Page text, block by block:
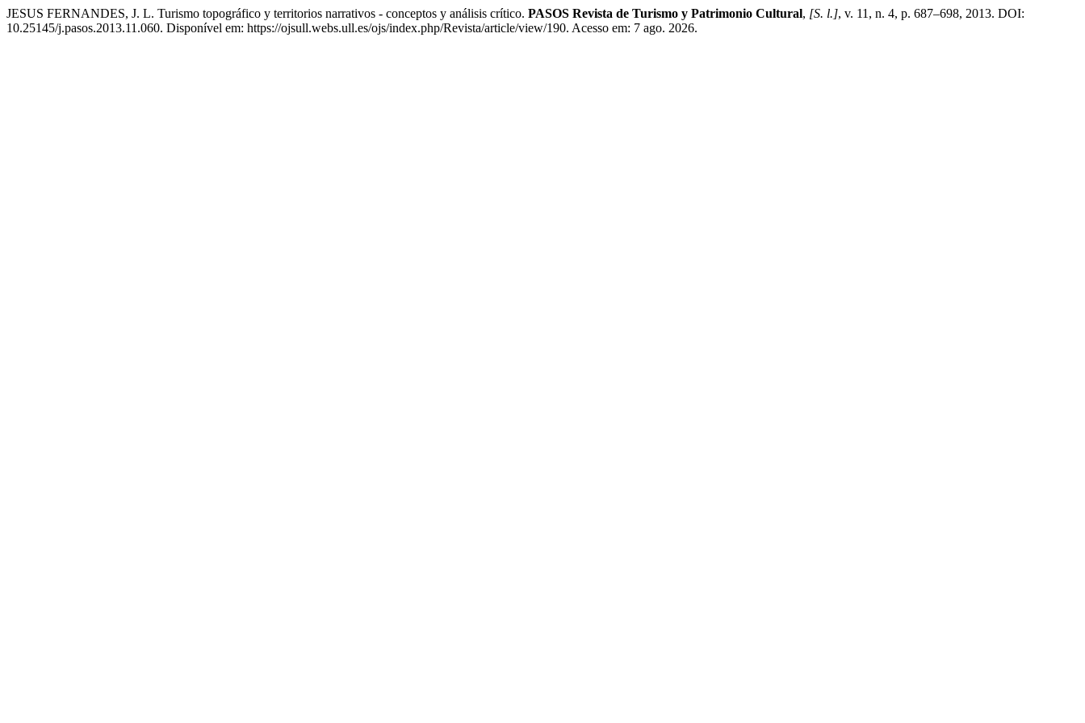
JESUS FERNANDES, J. L. Turismo topográfico y territorios narrativos - conceptos y análisis crítico. PASOS Revista de Turismo y Patrimonio Cultural, [S. l.], v. 11, n. 4, p. 687–698, 2013. DOI:
10.25145/j.pasos.2013.11.060. Disponível em: https://ojsull.webs.ull.es/ojs/index.php/Revista/article/view/190. Acesso em: 7 ago. 2026.